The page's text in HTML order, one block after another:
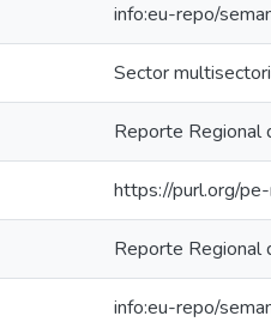
info:eu-repo/
Sector
Reporte Regional
https://purl.org/
Reporte Regional
info:eu-repo/